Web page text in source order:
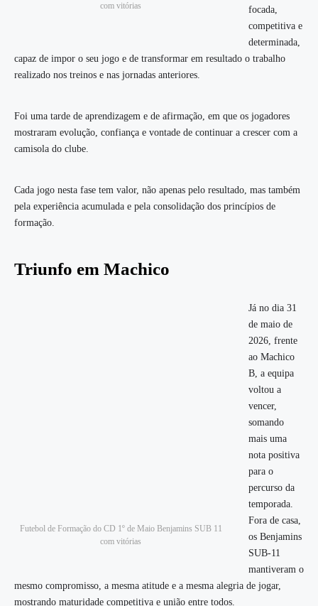
com vitórias
focada,
competitiva e
determinada,
capaz de impor o seu jogo e de transformar em resultado o trabalho
realizado nos treinos e nas jornadas anteriores.
Foi uma tarde de aprendizagem e de afirmação, em que os jogadores
mostraram evolução, confiança e vontade de continuar a crescer com a
camisola do clube.
Cada jogo nesta fase tem valor, não apenas pelo resultado, mas também
pela experiência acumulada e pela consolidação dos princípios de
formação.
Triunfo em Machico
Futebol de Formação do CD 1º de Maio Benjamins SUB 11
com vitórias
Já no dia 31
de maio de
2026, frente
ao Machico
B, a equipa
voltou a
vencer,
somando
mais uma
nota positiva
para o
percurso da
temporada.
Fora de casa,
os Benjamins
SUB-11
mantiveram o
mesmo compromisso, a mesma atitude e a mesma alegria de jogar,
mostrando maturidade competitiva e união entre todos.